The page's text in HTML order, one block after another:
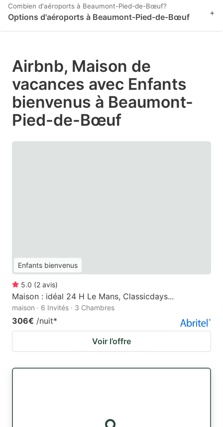
Combien d'aéroports à Beaumont-Pied-de-Bœuf?
Options d'aéroports à Beaumont-Pied-de-Bœuf +
Airbnb, Maison de
vacances avec Enfants
bienvenus à Beaumont-
Pied-de-Bœuf
Enfants bienvenus
5.0 (2 avis)
Maison : idéal 24 H Le Mans, Classicdays...
maison · 6 Invités · 3 Chambres
306€ /nuit*
Voir l’offre